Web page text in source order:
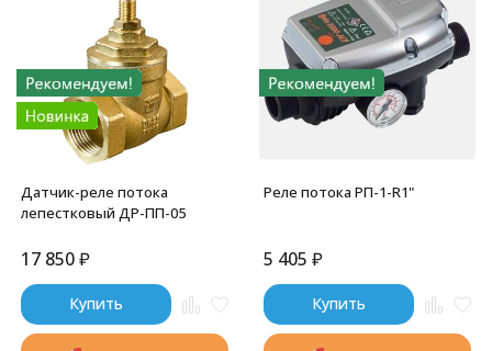
Датчик-реле потока
лепестковый ДР-ПП-05
17 850₽
Купить
Реле потока РП-1-R1"
5 405 ₽
Купить